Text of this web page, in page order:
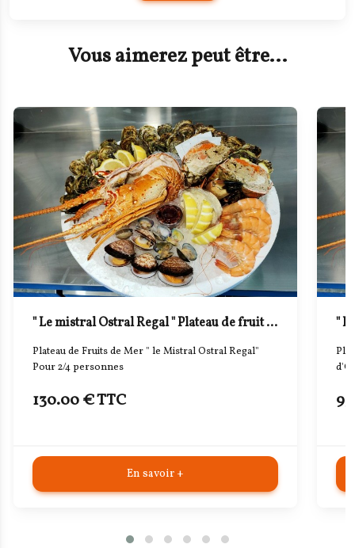
Vous aimerez peut être...
" Le mistral d'Oleron " Plateau de fruit de mer
Plateau de Fruits de Mer " Dégustation le Mistral
d'Oléron" Pour 2/4 personnes
95.00 € TTC
En savoir +